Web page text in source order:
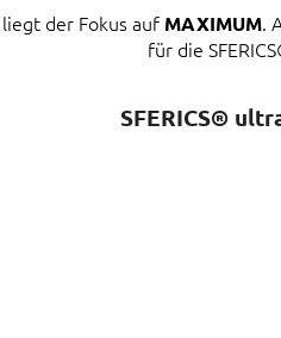
der Fokus auf MAXIMUM.
für die
SFERICS®